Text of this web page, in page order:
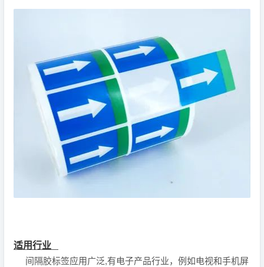
适用行业
间隔胶标签应用广泛,有电子产品行业，例如电视和手机屏